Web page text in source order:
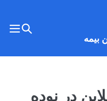
بیمه
تغییر
در نوده